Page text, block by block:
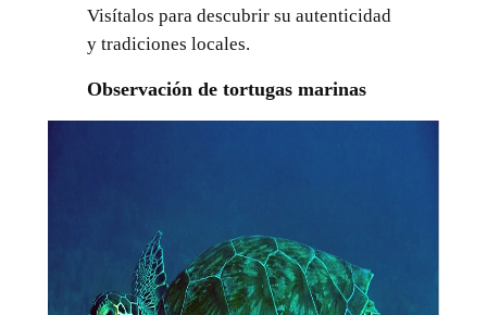
Visítalos para descubrir su autenticidad
y tradiciones locales.
Observación de tortugas marinas